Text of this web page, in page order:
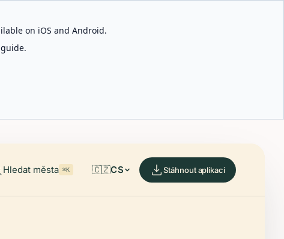
on iOS and Android.
Hledat města ⌘K 🇨🇿CS Stáhnout aplikaci